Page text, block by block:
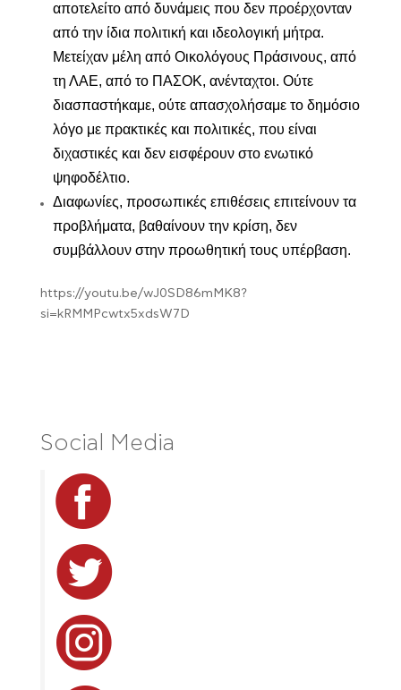
αποτελείτο από δυνάμεις που δεν προέρχονταν
από την ίδια πολιτική και ιδεολογική μήτρα.
Μετείχαν μέλη από Οικολόγους Πράσινους, από
τη ΛΑΕ, από το ΠΑΣΟΚ, ανένταχτοι. Ούτε
διασπαστήκαμε, ούτε απασχολήσαμε το δημόσιο
λόγο με πρακτικές και πολιτικές, που είναι
διχαστικές και δεν εισφέρουν στο ενωτικό
ψηφοδέλτιο.
Διαφωνίες, προσωπικές επιθέσεις επιτείνουν τα
προβλήματα, βαθαίνουν την κρίση, δεν
συμβάλλουν στην προωθητική τους υπέρβαση.
https://youtu.be/wJ0SD86mMK8?
si=kRMMPcwtx5xdsW7D
Social Media